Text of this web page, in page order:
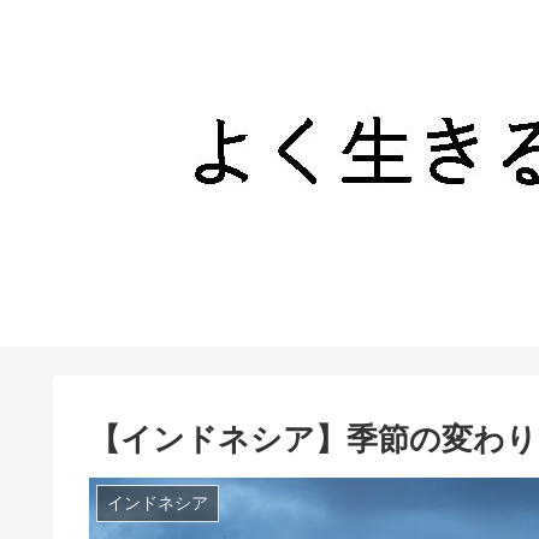
【インドネシア】季節の変わ
インドネシア